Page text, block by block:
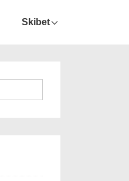
Skibet